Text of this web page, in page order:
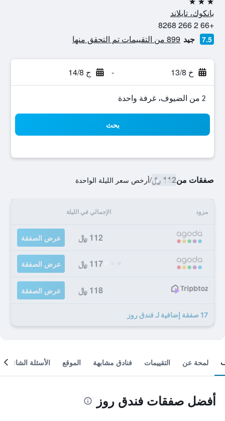
3 نجوم
بانكوك، تايلاند
+66 2 266 8268
7.5 جيد 899 من التقييمات تم التحقق منها
خ 13/8 - ج 14/8
2 من الضيوف، غرفة واحدة
بحث
صفقات من112 ﷼ /أرخص سعر الليلة الواحدة
مزود الإجمالي في الليلة
112 ﷼ عرض الصفقة
117 ﷼ عرض الصفقة
118 ﷼ عرض الصفقة
17 صفقة إضافية لـ فندق روز
لمحة عن التقييمات فنادق مشابهة الموقع الأسئلة الشائعة
أفضل صفقات فندق روز